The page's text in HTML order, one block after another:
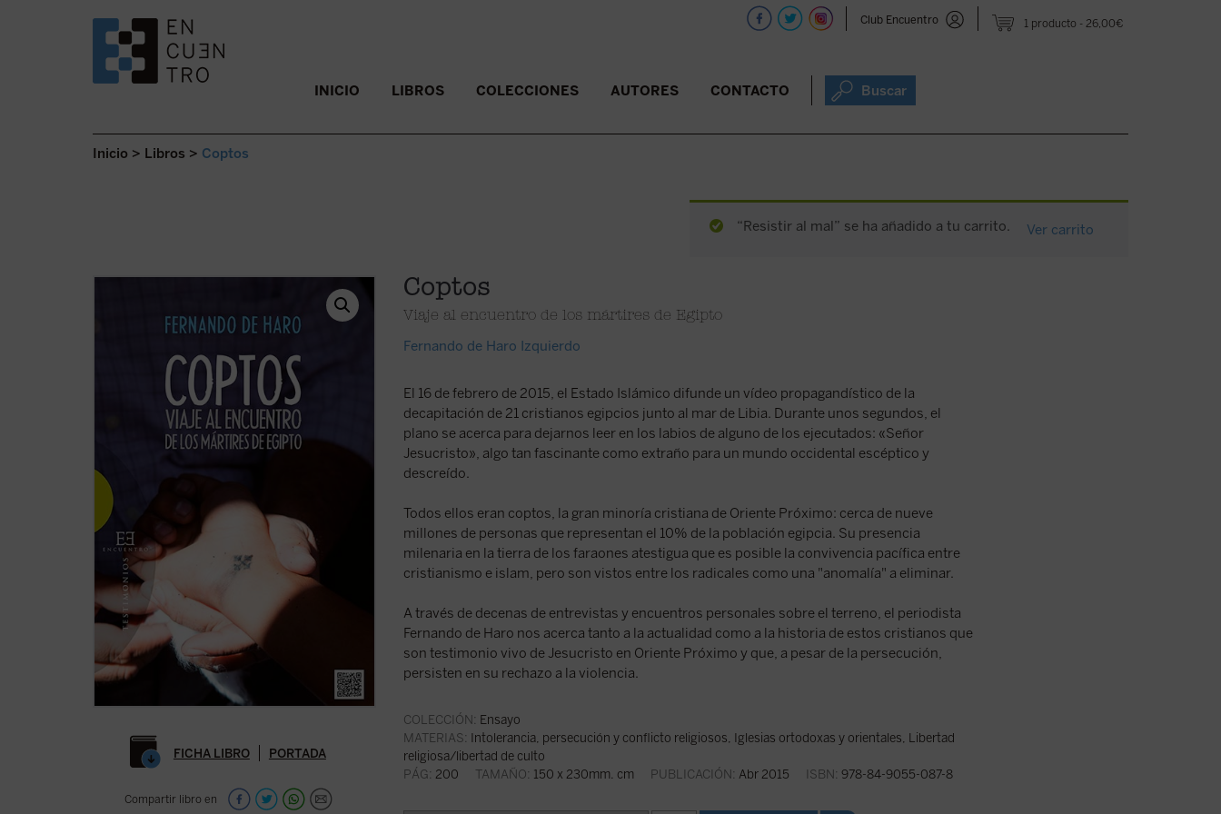
1 producto 26,00€
Club Encuentro
SALTAR AL CONTENIDO. INICIO LIBROS COLECCIONES AUTORES CONTACTO Buscar
Inicio > Libros > Coptos
“Resistir al mal” se ha añadido a tu carrito. Ver carrito
FICHA LIBRO PORTADA
Compartir libro en
Coptos
Viaje al encuentro de los mártires de Egipto
Fernando de Haro Izquierdo
El 16 de febrero de 2015, el Estado Islámico difunde un vídeo propagandístico de la
decapitación de 21 cristianos egipcios junto al mar de Libia. Durante unos segundos, el
plano se acerca para dejarnos leer en los labios de alguno de los ejecutados: «Señor
Jesucristo», algo tan fascinante como extraño para un mundo occidental escéptico y
descreído.
Todos ellos eran coptos, la gran minoría cristiana de Oriente Próximo: cerca de nueve
millones de personas que representan el 10% de la población egipcia. Su presencia
milenaria en la tierra de los faraones atestigua que es posible la convivencia pacífica entre
cristianismo e islam, pero son vistos entre los radicales como una "anomalía" a eliminar.
A través de decenas de entrevistas y encuentros personales sobre el terreno, el periodista
Fernando de Haro nos acerca tanto a la actualidad como a la historia de estos cristianos que
son testimonio vivo de Jesucristo en Oriente Próximo y que, a pesar de la persecución,
persisten en su rechazo a la violencia.
COLECCIÓN: Ensayo
MATERIAS: Intolerancia, persecución y conflicto religiosos Iglesias ortodoxas y orientales Libertad
religiosa/libertad de culto
PÁG: 200 TAMAÑO: 150 x 230mm. cm PUBLICACIÓN: Abr 2015 ISBN: 978-84-9055-087-8